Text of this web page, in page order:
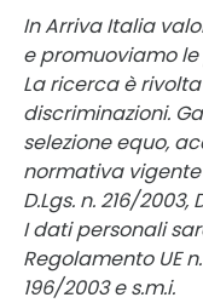
In Arriva Italia
e promuoviamo
La ricerca è
discriminazioni.
selezione equo,
normativa vigente
D.Lgs. n. 216/2003,
I dati personali
Regolamento UE
196/2003 e s.m.i.